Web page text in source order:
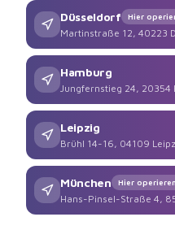
Düsseldorf Hier
Martinstraße 12, 40223
Hamburg
Jungfernstieg 24, 20354
Leipzig
Brühl 14-16, 04109
München Hier
Hans-Pinsel-Straße 4,